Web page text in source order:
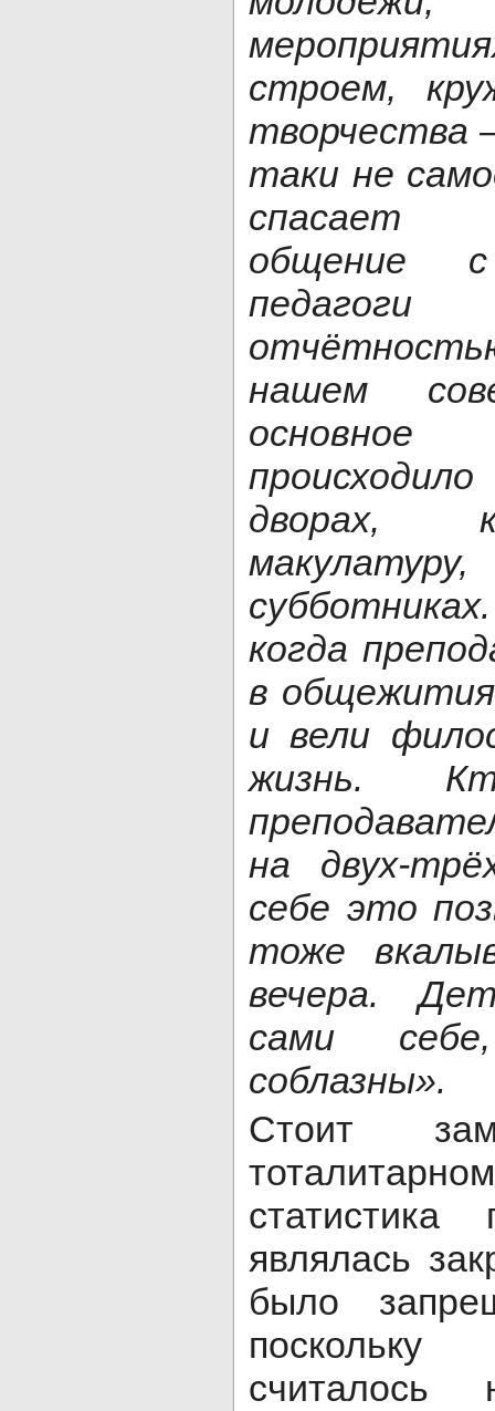
строем,
творчества
таки не
спасает
общение
нашем
дворах,
когда
в общежития
и вели
жизнь.
на двух-
себе это
тоже
вечера.
сами
соблазны».
Стоит
статистика
являлась
было
считалось